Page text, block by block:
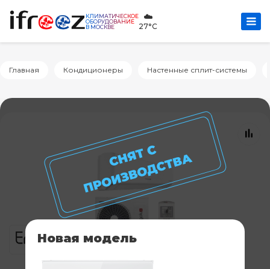
КЛИМАТИЧЕСКОЕ
ОБОРУДОВАНИЕ
В МОСКВЕ
☁️
27°C
Главная Кондиционеры Настенные сплит-системы
Новая модель